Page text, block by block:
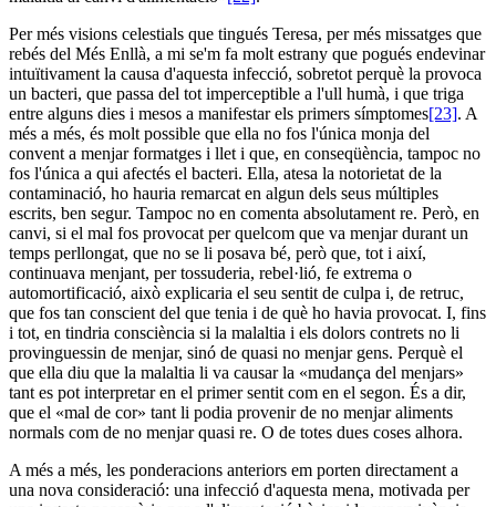
Per més visions celestials que tingués Teresa, per més missatges que
rebés del Més Enllà, a mi se'm fa molt estrany que pogués endevinar
intuïtivament la causa d'aquesta infecció, sobretot perquè la provoca
un bacteri, que passa del tot imperceptible a l'ull humà, i que triga
entre alguns dies i mesos a manifestar els primers símptomes[23]. A
més a més, és molt possible que ella no fos l'única monja del
convent a menjar formatges i llet i que, en conseqüència, tampoc no
fos l'única a qui afectés el bacteri. Ella, atesa la notorietat de la
contaminació, ho hauria remarcat en algun dels seus múltiples
escrits, ben segur. Tampoc no en comenta absolutament re. Però, en
canvi, si el mal fos provocat per quelcom que va menjar durant un
temps perllongat, que no se li posava bé, però que, tot i així,
continuava menjant, per tossuderia, rebel·lió, fe extrema o
automortificació, això explicaria el seu sentit de culpa i, de retruc,
que fos tan conscient del que tenia i de què ho havia provocat. I, fins
i tot, en tindria consciència si la malaltia i els dolors contrets no li
provinguessin de menjar, sinó de quasi no menjar gens. Perquè el
que ella diu que la malaltia li va causar la «mudança del menjars»
tant es pot interpretar en el primer sentit com en el segon. És a dir,
que el «mal de cor» tant li podia provenir de no menjar aliments
normals com de no menjar quasi re. O de totes dues coses alhora.
A més a més, les ponderacions anteriors em porten directament a
una nova consideració: una infecció d'aquesta mena, motivada per